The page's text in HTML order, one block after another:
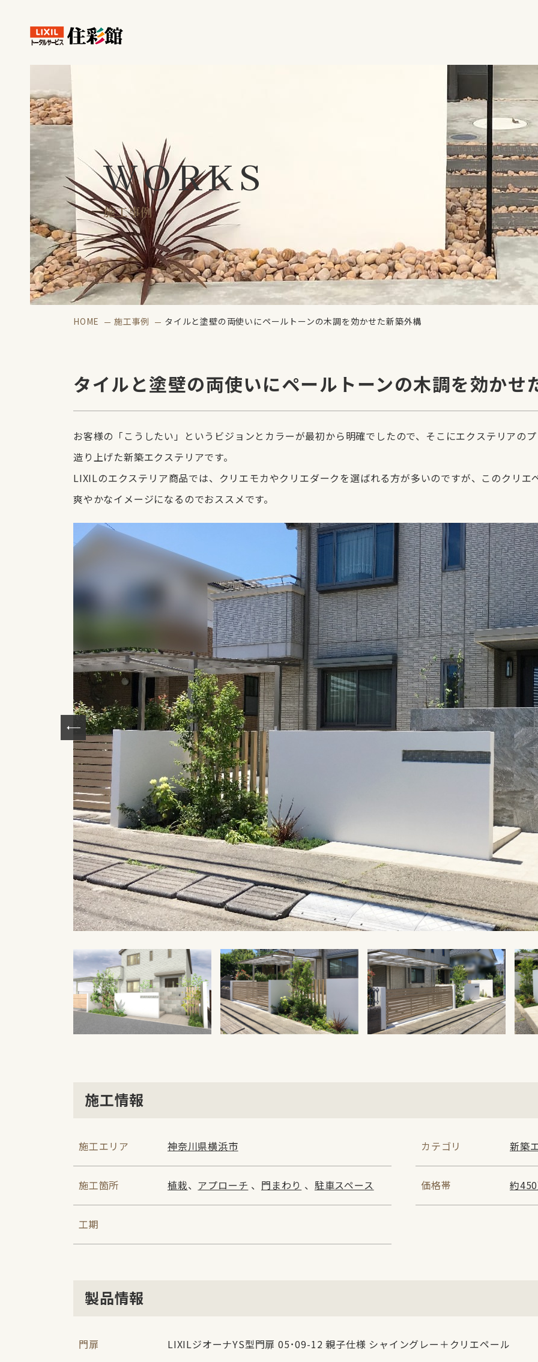
WORKS
施工事例
HOME 施工事例 タイルと塗壁の両使いにペールトーンの木調を効かせた新築外構
タイルと塗壁の両使いにペールトーンの木調を効かせ
お客様の「こうしたい」というビジョンとカラーが最初から明確でしたので、そこにエクステリアの
造り上げた新築エクステリアです。
LIXILのエクステリア商品では、クリエモカやクリエダークを選ばれる方が多いのですが、このクリ
爽やかなイメージになるのでおススメです。
施工情報
施工エリア 神奈川県横浜市
施工箇所 植栽、 アプローチ 、 門まわり 、 駐車スペース
工期
カテゴリ 新築
価格帯 約
製品情報
門扉 LIXILジオーナYS型門扉 05･09-12 親子仕様 シャイングレー＋クリエペール